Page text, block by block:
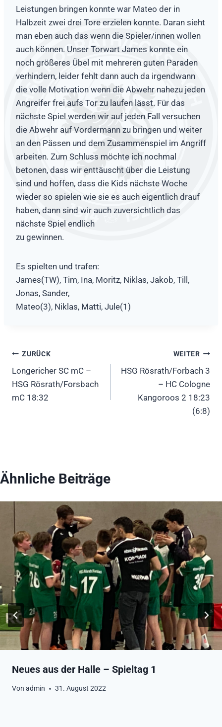
Leistungen bringen konnte war Mateo der in
Halbzeit zwei drei Tore erzielen konnte. Daran sieht
man eben auch das wenn die Spieler/innen wollen
auch können. Unser Torwart James konnte ein
noch größeres Übel mit mehreren guten Paraden
verhindern, leider fehlt dann auch da irgendwann
die volle Motivation wenn die Abwehr nahezu jeden
Angreifer frei aufs Tor zu laufen lässt. Für das
nächste Spiel werden wir auf jeden Fall versuchen
die Abwehr auf Vordermann zu bringen und weiter
an den Pässen und dem Zusammenspiel im Angriff
arbeiten. Zum Schluss möchte ich nochmal
betonen, dass wir enttäuscht über die Leistung
sind und hoffen, dass die Kids nächste Woche
wieder so spielen wie sie es auch eigentlich drauf
haben, dann sind wir auch zuversichtlich das
nächste Spiel endlich
zu gewinnen.
Es spielten und trafen:
James(TW), Tim, Ina, Moritz, Niklas, Jakob, Till,
Jonas, Sander,
Mateo(3), Niklas, Matti, Jule(1)
Beitragsnavigation
ZURÜCK
Longericher SC mC –
HSG Rösrath/Forsbach
mC 18:32
WEITER
HSG Rösrath/Forbach 3
– HC Cologne
Kangoroos 2 18:23
(6:8)
Ähnliche Beiträge
Neues aus der Halle – Spieltag 1
Von admin 31. August 2022